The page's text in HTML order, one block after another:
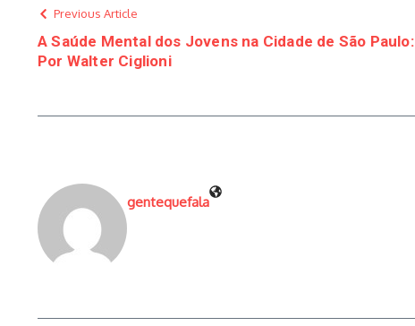
Previous Article
A Saúde Mental dos Jovens na Cidade de São
Por Walter Ciglioni
gentequefala